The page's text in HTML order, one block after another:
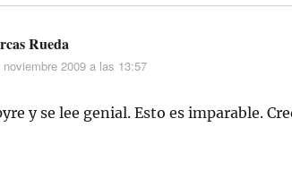
Rueda
2009 a las 13:57
y se lee genial. Esto es imparable.